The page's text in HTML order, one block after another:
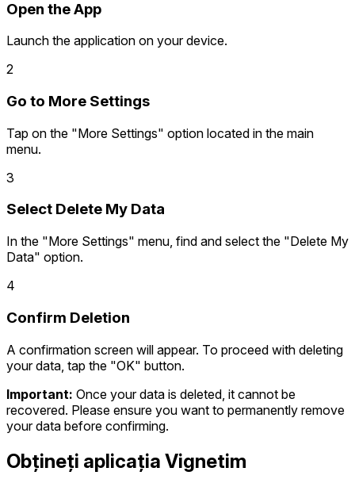
Open the App
Launch the application on your device.
2
Go to More Settings
Tap on the "More Settings" option located in the main
menu.
3
Select Delete My Data
In the "More Settings" menu, find and select the "Delete My
Data" option.
4
Confirm Deletion
A confirmation screen will appear. To proceed with deleting
your data, tap the "OK" button.
Important: Once your data is deleted, it cannot be
recovered. Please ensure you want to permanently remove
your data before confirming.
Obțineți aplicația Vignetim